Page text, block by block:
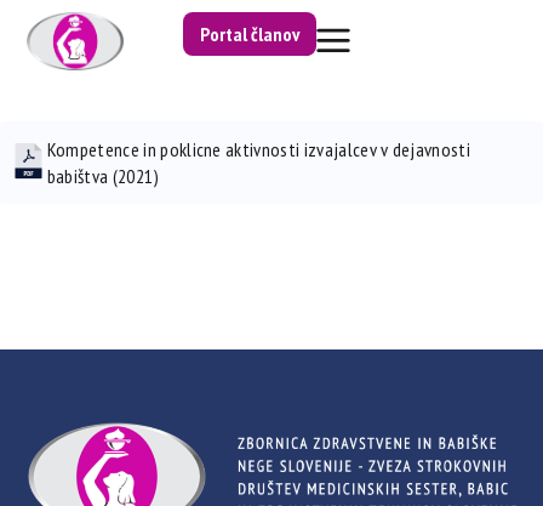
Portal članov
Kompetence in poklicne aktivnosti izvajalcev v dejavnosti
babištva (2021)